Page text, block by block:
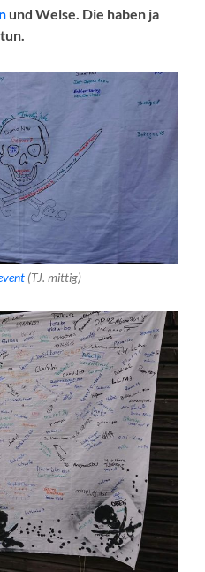
und Welse. Die haben ja
(TJ. mittig)